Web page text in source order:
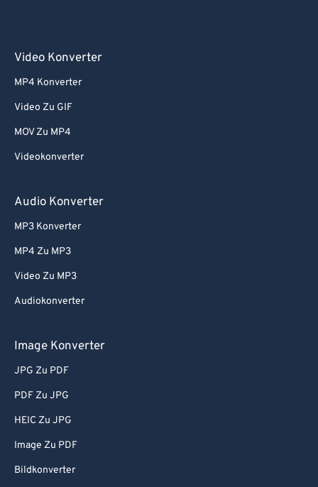
Video Konverter
MP4 Konverter
Video Zu GIF
MOV Zu MP4
Videokonverter
Audio Konverter
MP3 Konverter
MP4 Zu MP3
Video Zu MP3
Audiokonverter
Image Konverter
JPG Zu PDF
PDF Zu JPG
HEIC Zu JPG
Image Zu PDF
Bildkonverter